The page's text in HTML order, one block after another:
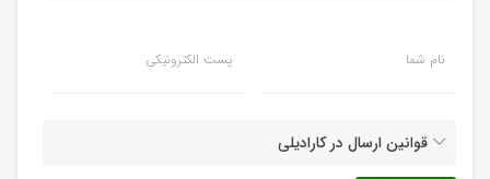
نام شما پست الکترونیکی
قوانین ارسال در کارادیلی